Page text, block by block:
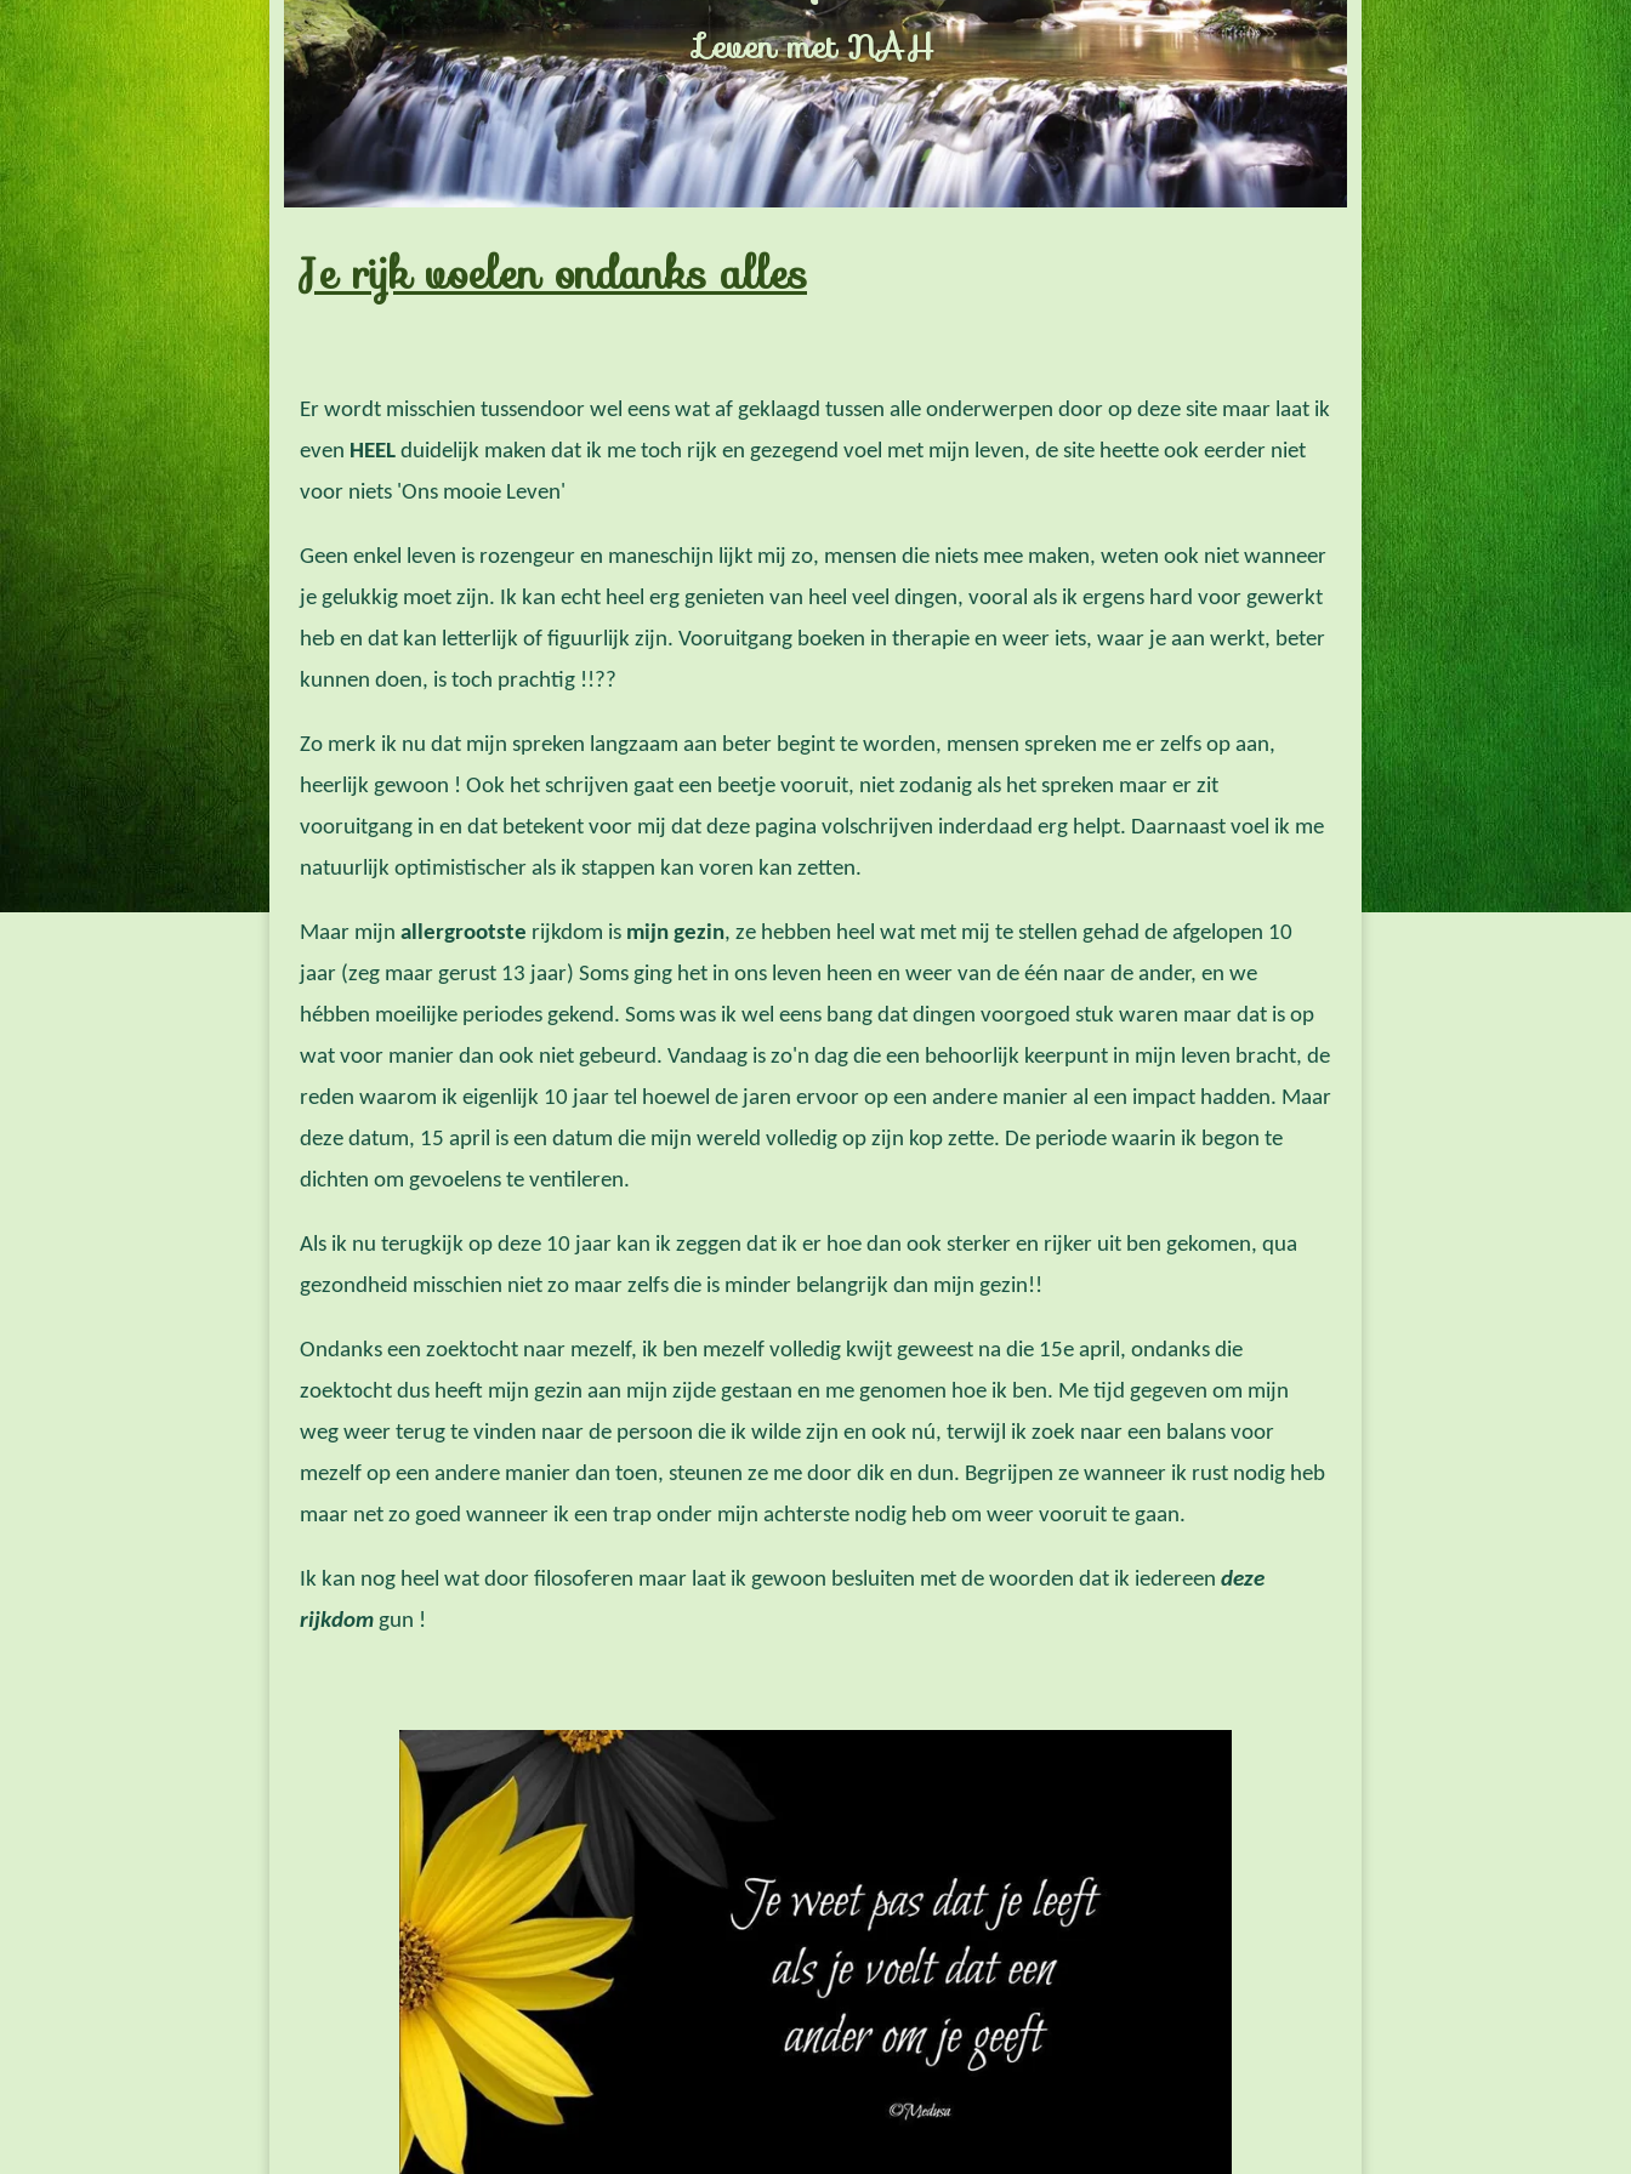
Leven met NAH
Je rijk voelen ondanks alles
Er wordt misschien tussendoor wel eens wat af geklaagd tussen alle onderwerpen door op deze site maar laat ik
even HEEL duidelijk maken dat ik me toch rijk en gezegend voel met mijn leven, de site heette ook eerder niet
voor niets 'Ons mooie Leven'
Geen enkel leven is rozengeur en maneschijn lijkt mij zo, mensen die niets mee maken, weten ook niet wanneer
je gelukkig moet zijn. Ik kan echt heel erg genieten van heel veel dingen, vooral als ik ergens hard voor gewerkt
heb en dat kan letterlijk of figuurlijk zijn. Vooruitgang boeken in therapie en weer iets, waar je aan werkt, beter
kunnen doen, is toch prachtig !!??
Zo merk ik nu dat mijn spreken langzaam aan beter begint te worden, mensen spreken me er zelfs op aan,
heerlijk gewoon ! Ook het schrijven gaat een beetje vooruit, niet zodanig als het spreken maar er zit
vooruitgang in en dat betekent voor mij dat deze pagina volschrijven inderdaad erg helpt. Daarnaast voel ik me
natuurlijk optimistischer als ik stappen kan voren kan zetten.
Maar mijn allergrootste rijkdom is mijn gezin, ze hebben heel wat met mij te stellen gehad de afgelopen 10
jaar (zeg maar gerust 13 jaar) Soms ging het in ons leven heen en weer van de één naar de ander, en we
hébben moeilijke periodes gekend. Soms was ik wel eens bang dat dingen voorgoed stuk waren maar dat is op
wat voor manier dan ook niet gebeurd. Vandaag is zo'n dag die een behoorlijk keerpunt in mijn leven bracht, de
reden waarom ik eigenlijk 10 jaar tel hoewel de jaren ervoor op een andere manier al een impact hadden. Maar
deze datum, 15 april is een datum die mijn wereld volledig op zijn kop zette. De periode waarin ik begon te
dichten om gevoelens te ventileren.
Als ik nu terugkijk op deze 10 jaar kan ik zeggen dat ik er hoe dan ook sterker en rijker uit ben gekomen, qua
gezondheid misschien niet zo maar zelfs die is minder belangrijk dan mijn gezin!!
Ondanks een zoektocht naar mezelf, ik ben mezelf volledig kwijt geweest na die 15e april, ondanks die
zoektocht dus heeft mijn gezin aan mijn zijde gestaan en me genomen hoe ik ben. Me tijd gegeven om mijn
weg weer terug te vinden naar de persoon die ik wilde zijn en ook nú, terwijl ik zoek naar een balans voor
mezelf op een andere manier dan toen, steunen ze me door dik en dun. Begrijpen ze wanneer ik rust nodig heb
maar net zo goed wanneer ik een trap onder mijn achterste nodig heb om weer vooruit te gaan.
Ik kan nog heel wat door filosoferen maar laat ik gewoon besluiten met de woorden dat ik iedereen deze
rijkdom gun !